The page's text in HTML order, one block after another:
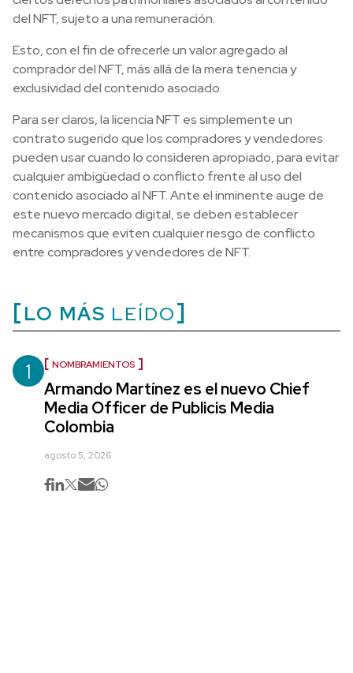
del NFT, sujeto a una remuneración.
Esto, con el fin de ofrecerle un valor agregado al
comprador del NFT, más allá de la mera tenencia y
exclusividad del contenido asociado.
Para ser claros, la licencia NFT es simplemente un
contrato sugerido que los compradores y vendedores
pueden usar cuando lo consideren apropiado, para evitar
cualquier ambigüedad o conflicto frente al uso del
contenido asociado al NFT. Ante el inminente auge de
este nuevo mercado digital, se deben establecer
mecanismos que eviten cualquier riesgo de conflicto
entre compradores y vendedores de NFT.
LO MÁS LEÍDO
1 NOMBRAMIENTOS
Armando Martínez es el nuevo Chief
Media Officer de Publicis Media
Colombia
agosto 5, 2026